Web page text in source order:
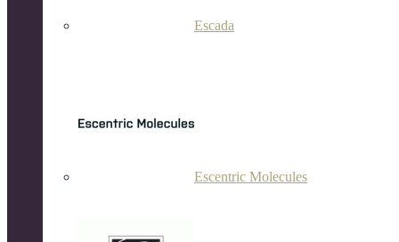
Escada
Escentric Molecules